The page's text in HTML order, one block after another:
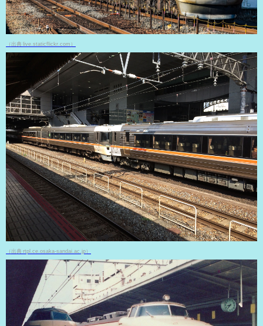
（出典 live.staticflickr.com）
（出典 rtpl.ce.osaka-sandai.ac.jp）